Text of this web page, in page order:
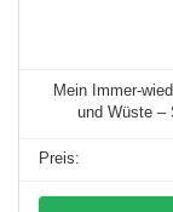
Mein Immer-
und Wüste –